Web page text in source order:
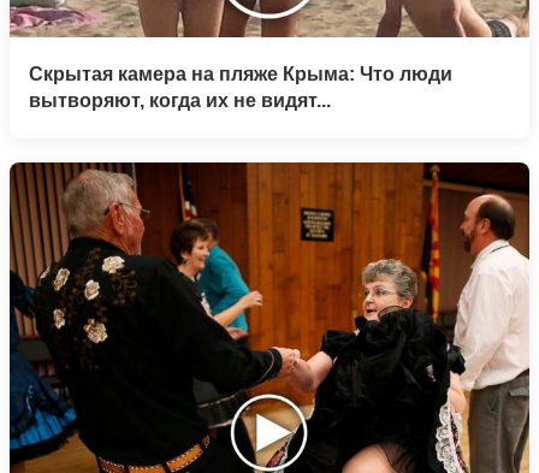
Скрытая камера на пляже Крыма: Что люди
вытворяют, когда их не видят...